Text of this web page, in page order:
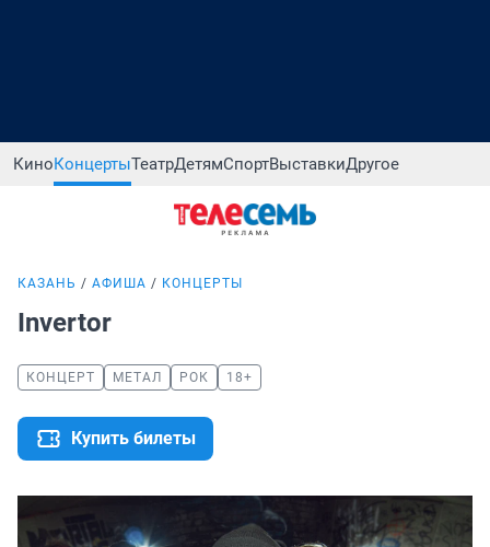
КиноКонцертыТеатрДетямСпортВыставкиДругое
КАЗАНЬ АФИША КОНЦЕРТЫ
Invertor
КОНЦЕРТ МЕТАЛ РОК 18+
Купить билеты